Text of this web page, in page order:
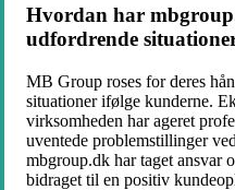
Hvordan har
udfordrende
MB Group roses for deres
situationer ifølge kunderne.
virksomheden har ageret
uventede problemstillinger
mbgroup.dk har taget ansvar
bidraget til en positiv